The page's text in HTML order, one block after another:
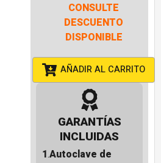
CONSULTE
DESCUENTO
DISPONIBLE
AÑADIR AL CARRITO
GARANTÍAS
INCLUIDAS
1.Autoclave de